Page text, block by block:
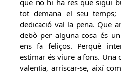
que no hi ha res que sigui
tot demana el seu temps;
dedicació val la pena. Que
debò per alguna cosa és
ens fa feliços. Perquè
estimar és viure a fons. Una
valentia, arriscar-se, així